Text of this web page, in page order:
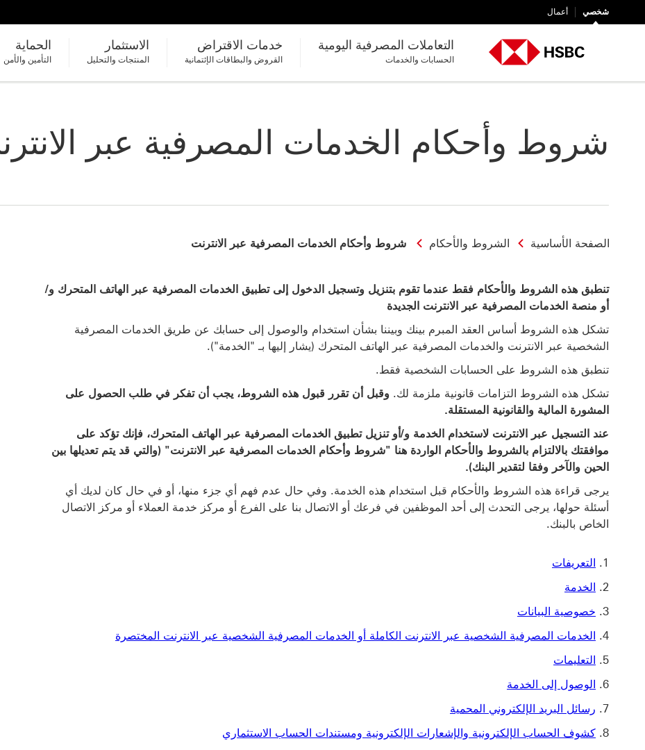
شخصي أعمال
التعاملات المصرفية اليومية
الحسابات والخدمات
خدمات الاقتراض
القروض والبطاقات الإئتمانية
الاستثمار
المنتجات والتحليل
الحماية
التأمين والأمن
شروط وأحكام الخدمات المصرفية عبر
الصفحة الأساسية الشروط والأحكام شروط وأحكام الخدمات المصرفية عبر الانترنت
تنطبق هذه الشروط والأحكام فقط عندما تقوم بتنزيل وتسجيل الدخول إلى تطبيق الخدمات المصرفية عبر الهاتف المتحرك و/
أو منصة الخدمات المصرفية عبر الانترنت الجديدة
تشكل هذه الشروط أساس العقد المبرم بينك وبيننا بشأن استخدام والوصول إلى حسابك عن طريق الخدمات المصرفية
الشخصية عبر الانترنت والخدمات المصرفية عبر الهاتف المتحرك (يشار إليها بـ "الخدمة").
تنطبق هذه الشروط على الحسابات الشخصية فقط.
تشكل هذه الشروط التزامات قانونية ملزمة لك. وقبل أن تقرر قبول هذه الشروط، يجب أن تفكر في طلب الحصول على
المشورة المالية والقانونية المستقلة.
عند التسجيل عبر الانترنت لاستخدام الخدمة و/أو تنزيل تطبيق الخدمات المصرفية عبر الهاتف المتحرك، فإنك تؤكد على
موافقتك بالالتزام بالشروط والأحكام الواردة هنا "شروط وأحكام الخدمات المصرفية عبر الانترنت" (والتي قد يتم تعديلها بين
الحين والآخر وفقا لتقدير البنك).
يرجى قراءة هذه الشروط والأحكام قبل استخدام هذه الخدمة. وفي حال عدم فهم أي جزء منها، أو في حال كان لديك أي
أسئلة حولها، يرجى التحدث إلى أحد الموظفين في فرعك أو الاتصال بنا على الفرع أو مركز خدمة العملاء أو مركز الاتصال
الخاص بالبنك.
التعريفات
الخدمة
خصوصية البيانات
الخدمات المصرفية الشخصية عبر الانترنت الكاملة أو الخدمات المصرفية الشخصية عبر الانترنت المختصرة
التعليمات
الوصول إلى الخدمة
رسائل البريد الإلكتروني المحمية
كشوف الحساب الإلكترونية والإشعارات الإلكترونية ومستندات الحساب الاستثماري